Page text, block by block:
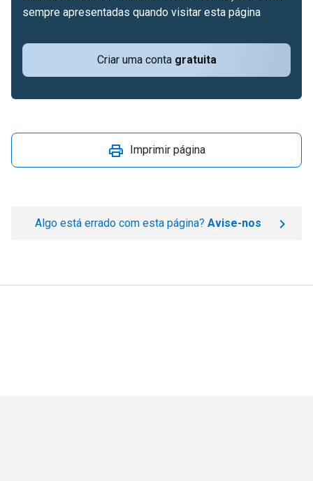
Criar uma conta gratuita
sempre apresentadas quando visitar esta página
Imprimir página
Algo está errado com esta página? Avise-nos